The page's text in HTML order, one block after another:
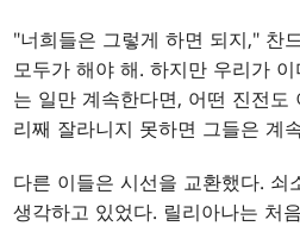
"너희들은 그렇게 하면 되지," 찬
모두가 해야 해. 하지만 우리가
는 일만 계속한다면, 어떤 진전도
리째 잘라니지 못하면 그들은 계
다른 이들은 시선을 교환했다. 쇠
생각하고 있었다. 릴리아나는 처